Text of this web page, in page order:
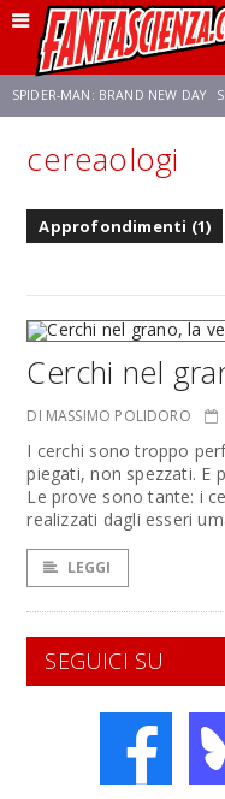
SPIDER-MAN: BRAND NEW DAY
FRANCO RICCIARDIELLO
cereaologi
Approfondimenti (1)
Cerchi nel
DI MASSIMO POLIDORO
I cerchi sono troppo
piegati, non spezzati. E
Le prove sono tante: i
realizzati dagli esseri
LEGGI
SEGUICI SU